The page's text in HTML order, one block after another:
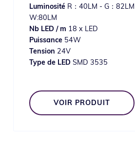
LuminositéR：40LM - G：
W:80LM
Nb LED / m 18 x LED
Puissance54W
Tension 24V
Type de LED SMD 3535
VOIR PRODUIT